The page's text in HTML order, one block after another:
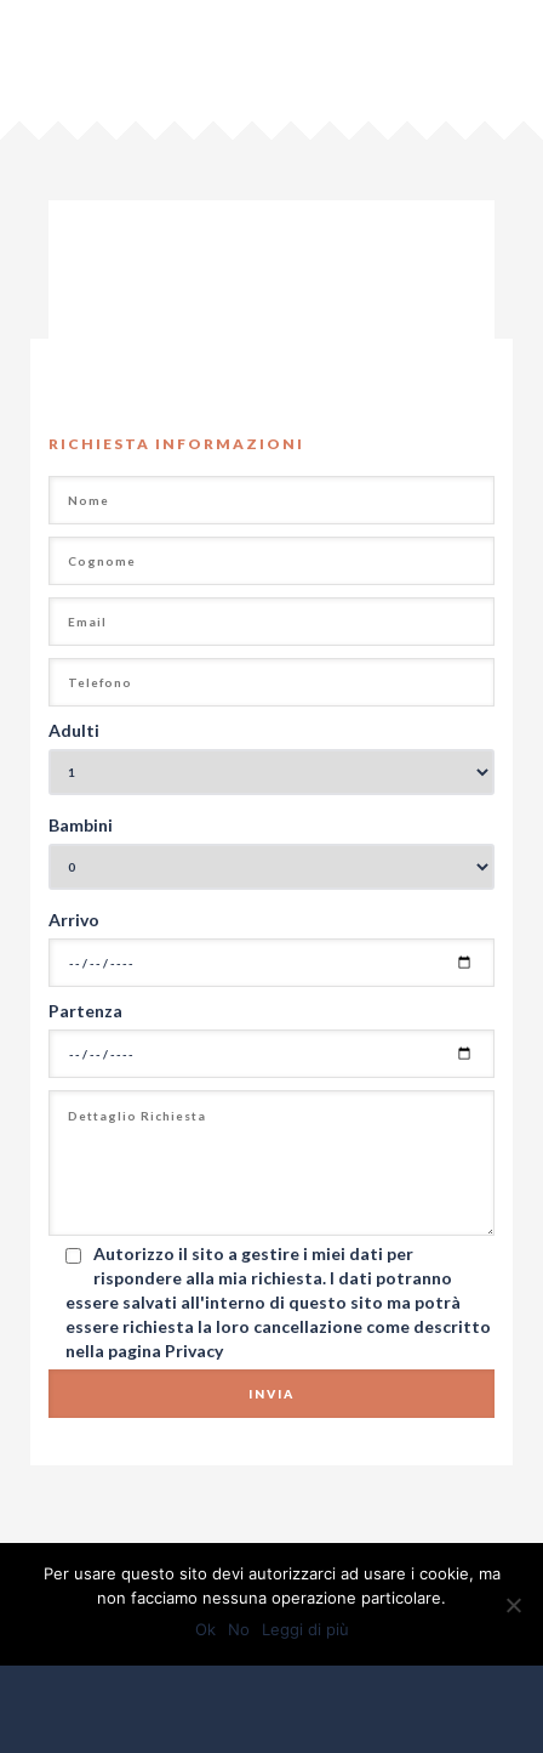
RICHIESTA INFORMAZIONI
Adulti
Bambini
Arrivo
Partenza
Autorizzo il sito a gestire i miei dati per
rispondere alla mia richiesta. I dati potranno
essere salvati all'interno di questo sito ma potrà
essere richiesta la loro cancellazione come descritto
nella pagina Privacy
Per usare questo sito devi autorizzarci ad usare i cookie, ma
non facciamo nessuna operazione particolare.
Ok
No Leggi di più